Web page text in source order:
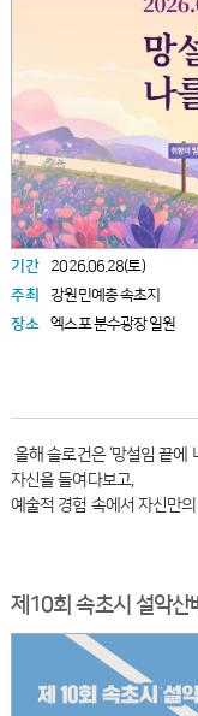
기간
2026.06.28(토)
주최
강원민예총 속초지
장소
엑스포 분수광장 일원
올해 슬로건은 ‘망설임 끝에
자신을 들여다보고,
예술적 경험 속에서 자신만
제10회 속초시 설악산